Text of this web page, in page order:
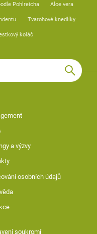
Pohlreicha Aloe vera
Tvarohové knedlíky
koláč
a výzvy
osobních údajů
soukromí